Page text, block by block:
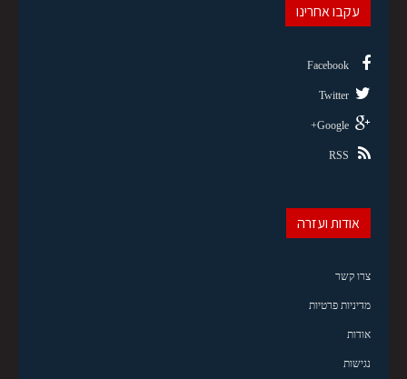
עקבו אחרינו
Facebook
Twitter
Google+
RSS
אודות ועזרה
צרו קשר
מדיניות פרטיות
אודות
נגישות